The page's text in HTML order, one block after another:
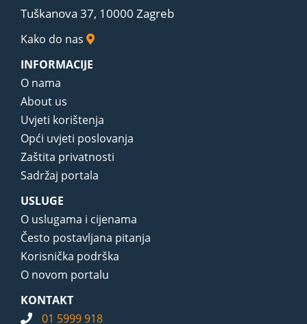
Tuškanova 37, 10000 Zagreb
Kako do nas
INFORMACIJE
O nama
About us
Uvjeti korištenja
Opći uvjeti poslovanja
Zaštita privatnosti
Sadržaj portala
USLUGE
O uslugama i cijenama
Često postavljana pitanja
Korisnička podrška
O novom portalu
KONTAKT
01 5999 918